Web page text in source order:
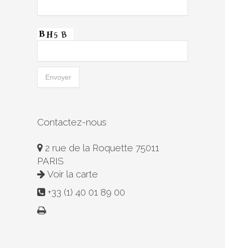
Contactez-nous
2 rue de la Roquette 75011
PARIS
Voir la carte
+33 (1) 40 01 89 00